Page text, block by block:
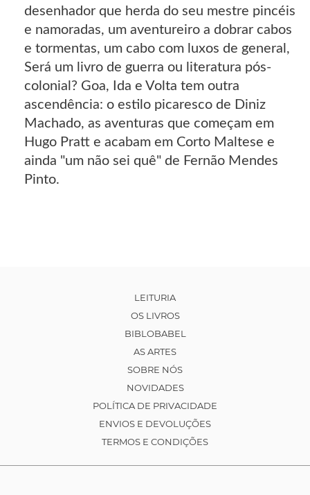
desenhador que herda do seu mestre pincéis
e namoradas, um aventureiro a dobrar cabos
e tormentas, um cabo com luxos de general,
Será um livro de guerra ou literatura pós-
colonial? Goa, Ida e Volta tem outra
ascendência: o estilo picaresco de Diniz
Machado, as aventuras que começam em
Hugo Pratt e acabam em Corto Maltese e
ainda "um não sei quê" de Fernão Mendes
Pinto.
LEITURIA
OS LIVROS
BIBLOBABEL
AS ARTES
SOBRE NÓS
NOVIDADES
POLÍTICA DE PRIVACIDADE
ENVIOS E DEVOLUÇÕES
TERMOS E CONDIÇÕES